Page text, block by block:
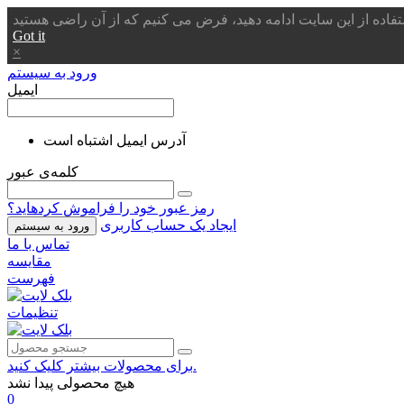
Got it
×
ورود به سیستم
ایمیل
آدرس ایمیل اشتباه است
کلمه‌ی عبور
رمز عبور خود را فراموش کردهاید؟
ورود به سیستم
ایجاد یک حساب کاربری
تماس با ما
مقایسه
فهرست
تنظیمات
برای محصولات بیشتر کلیک کنید.
هیچ محصولی پیدا نشد
0